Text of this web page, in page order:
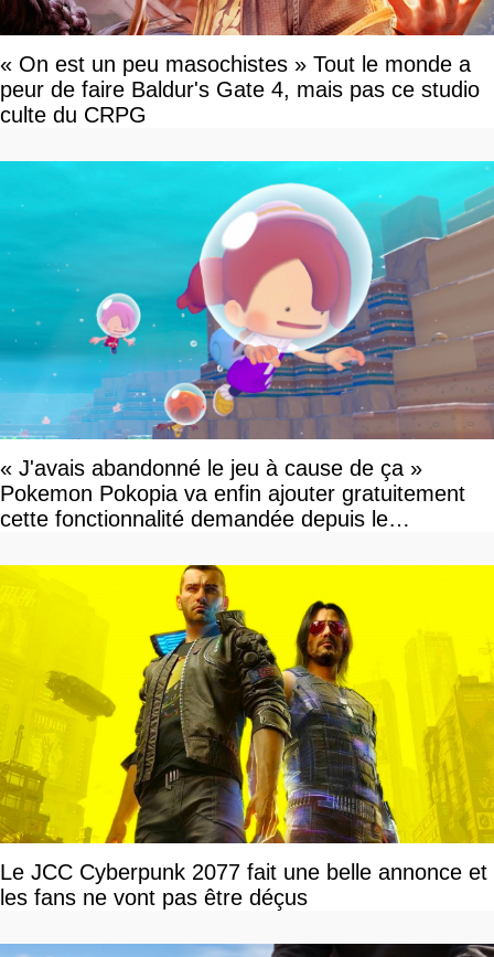
« On est un peu masochistes » Tout le monde a
peur de faire Baldur's Gate 4, mais pas ce studio
culte du CRPG
« J'avais abandonné le jeu à cause de ça »
Pokemon Pokopia va enfin ajouter gratuitement
cette fonctionnalité demandée depuis le
Le JCC Cyberpunk 2077 fait une belle annonce et
les fans ne vont pas être déçus